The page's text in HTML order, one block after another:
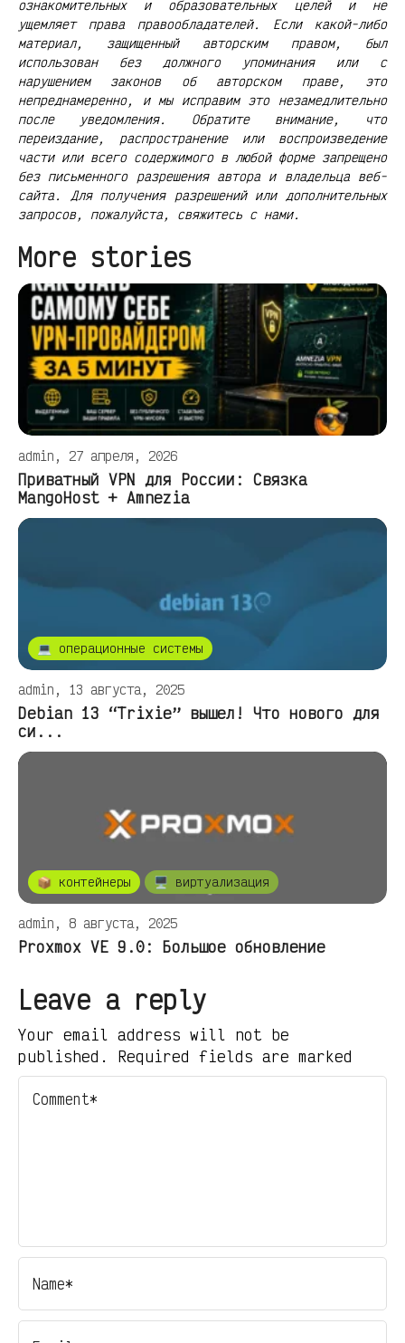
ознакомительных и образовательных целей и не
ущемляет права правообладателей. Если какой-либо
материал, защищенный авторским правом, был
использован без должного упоминания или с
нарушением законов об авторском праве, это
непреднамеренно, и мы исправим это незамедлительно
после уведомления. Обратите внимание, что
переиздание, распространение или воспроизведение
части или всего содержимого в любой форме запрещено
без письменного разрешения автора и владельца веб-
сайта. Для получения разрешений или дополнительных
запросов, пожалуйста, свяжитесь с нами.
More stories
admin, 27 апреля, 2026
Приватный VPN для России: Связка
MangoHost + Amnezia
💻 операционные системы
admin, 13 августа, 2025
Debian 13 “Trixie” вышел! Что нового для
си...
📦 контейнеры 🖥️ виртуализация
admin, 8 августа, 2025
Proxmox VE 9.0: Большое обновление
Leave a reply
Your email address will not be
published. Required fields are marked